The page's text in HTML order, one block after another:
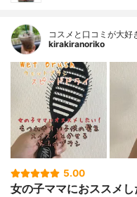
コスメと口コミが大好
kirakiranoriko
5.00
女の子ママにおススメ